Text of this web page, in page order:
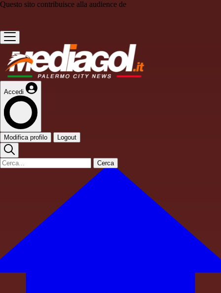
Questo sito contribuisce alla audience de
Accedi
Modifica profilo Logout
Cerca